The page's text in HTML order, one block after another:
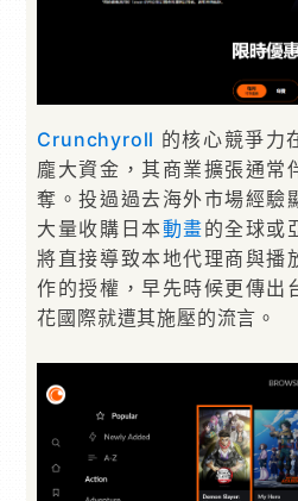
Crunchyroll 的核心競爭力
龐大資金，其商業擴張通常
奪。投過過去海外市場經驗
大量收購日本動畫的全球或
將直接導致本地代理商與播
作的授權，早先時候更傳出
花國際就遭其施壓的流言。